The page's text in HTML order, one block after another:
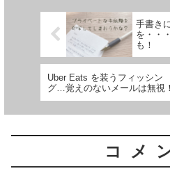
手書き
を・・
も！
Uber Eats を装うフィッシン
グ…覚えのないメールは無視！
コメ